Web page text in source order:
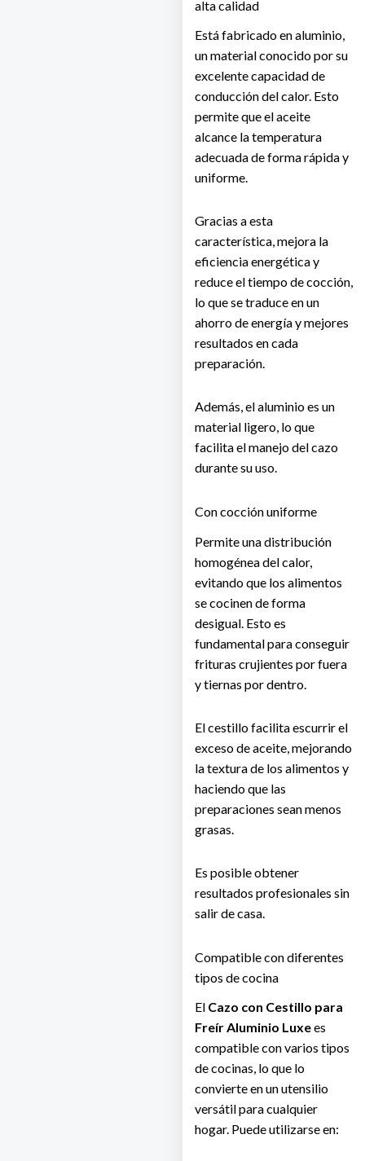
alta calidad
Está fabricado en aluminio,
un material conocido por su
excelente capacidad de
conducción del calor. Esto
permite que el aceite
alcance la temperatura
adecuada de forma rápida y
uniforme.
Gracias a esta
característica, mejora la
eficiencia energética y
reduce el tiempo de cocción,
lo que se traduce en un
ahorro de energía y mejores
resultados en cada
preparación.
Además, el aluminio es un
material ligero, lo que
facilita el manejo del cazo
durante su uso.
Con cocción uniforme
Permite una distribución
homogénea del calor,
evitando que los alimentos
se cocinen de forma
desigual. Esto es
fundamental para conseguir
frituras crujientes por fuera
y tiernas por dentro.
El cestillo facilita escurrir el
exceso de aceite, mejorando
la textura de los alimentos y
haciendo que las
preparaciones sean menos
grasas.
Es posible obtener
resultados profesionales sin
salir de casa.
Compatible con diferentes
tipos de cocina
El Cazo con Cestillo para
Freír Aluminio Luxees
compatible con varios tipos
de cocinas, lo que lo
convierte en un utensilio
versátil para cualquier
hogar. Puede utilizarse en: